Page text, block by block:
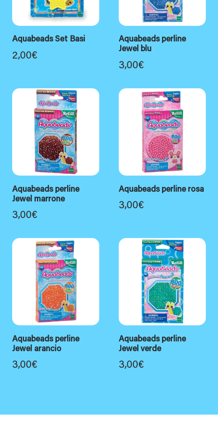
Aquabeads Set Basi
2,00€
Aquabeads perline
Jewel blu
3,00€
Aquabeads perline
Jewel marrone
3,00€
Aquabeads perline rosa
3,00€
Aquabeads perline
Jewel arancio
3,00€
Aquabeads perline
Jewel verde
3,00€